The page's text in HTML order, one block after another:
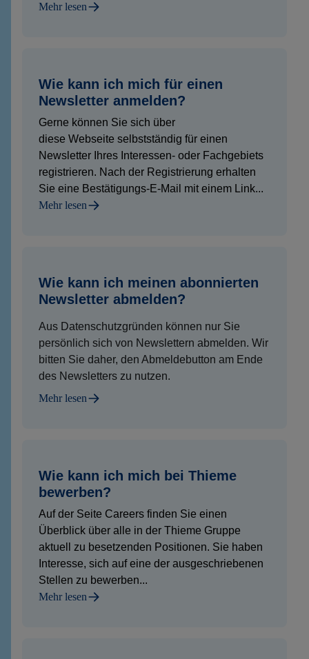
Mehr lesen
Wie kann ich mich für einen
Newsletter anmelden?
Gerne können Sie sich über
diese Webseite selbstständig für einen
Newsletter Ihres Interessen- oder Fachgebiets
registrieren. Nach der Registrierung erhalten
Sie eine Bestätigungs-E-Mail mit einem Link...
Mehr lesen
Wie kann ich meinen abonnierten
Newsletter abmelden?
Aus Datenschutzgründen können nur Sie
persönlich sich von Newslettern abmelden. Wir
bitten Sie daher, den Abmeldebutton am Ende
des Newsletters zu nutzen.
Mehr lesen
Wie kann ich mich bei Thieme
bewerben?
Auf der Seite Careers finden Sie einen
Überblick über alle in der Thieme Gruppe
aktuell zu besetzenden Positionen. Sie haben
Interesse, sich auf eine der ausgeschriebenen
Stellen zu bewerben...
Mehr lesen